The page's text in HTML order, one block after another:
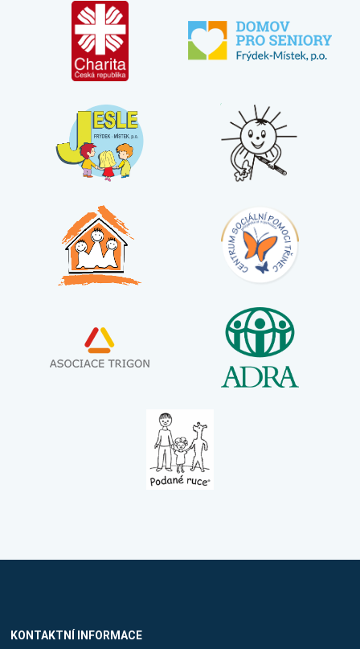
KONTAKTNÍ INFORMACE